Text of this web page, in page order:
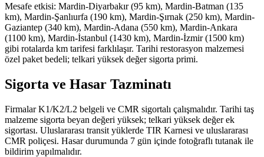
Mesafe etkisi: Mardin-Diyarbakır (95 km), Mardin-Batman (135
km), Mardin-Şanlıurfa (190 km), Mardin-Şırnak (250 km), Mardin-
Gaziantep (340 km), Mardin-Adana (550 km), Mardin-Ankara
(1100 km), Mardin-İstanbul (1430 km), Mardin-İzmir (1500 km)
gibi rotalarda km tarifesi farklılaşır. Tarihi restorasyon malzemesi
özel paket bedeli; telkari yüksek değer sigorta primi.
Sigorta ve Hasar Tazminatı
Firmalar K1/K2/L2 belgeli ve CMR sigortalı çalışmalıdır. Tarihi taş
malzeme sigorta beyan değeri yüksek; telkari yüksek değer ek
sigortası. Uluslararası transit yüklerde TIR Karnesi ve uluslararası
CMR poliçesi. Hasar durumunda 7 gün içinde fotoğraflı tutanak ile
bildirim yapılmalıdır.